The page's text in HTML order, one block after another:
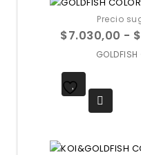
Precio
$7.030,00 - $